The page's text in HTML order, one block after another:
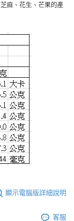
麻、花生、芒果的產
顯示電腦版詳細說明
客服